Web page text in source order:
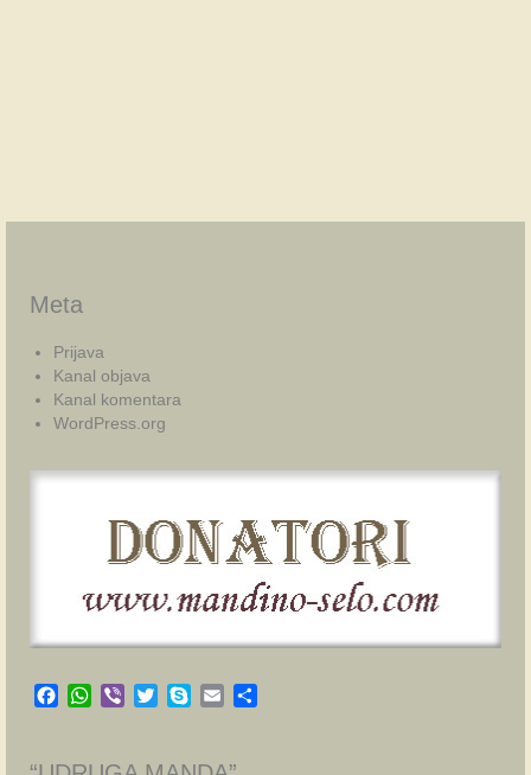
Meta
Prijava
Kanal objava
Kanal komentara
WordPress.org
Facebook
WhatsApp
Viber TwitterSkypeEmail